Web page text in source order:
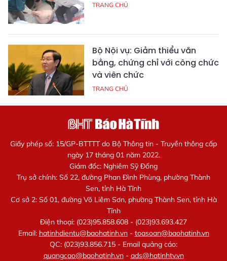
TRANG CHỦ
Bộ Nội vụ: Giảm thiểu văn
bằng, chứng chỉ với công chức
và viên chức
TRANG CHỦ
Giấy phép số: 15/GP-BTTTT do Bộ Thông tin - Truyền thông cấp
ngày 17 tháng 01 năm 2022.
Giám đốc: Nghiêm Sỹ Đống
Trụ sở chính: Số 22, đường Phan Đình Phùng, phường Thành
Sen, tỉnh Hà Tĩnh
Cơ sở 2: Số 01, đường Võ Liêm Sơn, phường Thành Sen, tỉnh Hà
Tĩnh
Điện thoại: (023)95.858.608 - (023)93.693.427
Email: hatinhdientu@baohatinh.vn- toasoan@baohatinh.vn
QC: (023)93.856.715 - Email quảng cáo:
quangcao@baohatinh.vn- ads@hatinhtv.vn